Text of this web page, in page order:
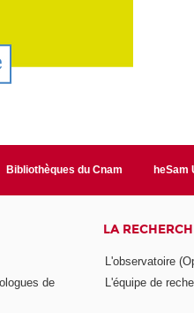
Bibliothèques du Cnam heSam
de
LA
L'observatoire
L'équipe de